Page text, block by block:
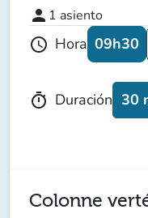
person 1 asiento
schedule Hora 09h30
timer Duración 30
Colonne